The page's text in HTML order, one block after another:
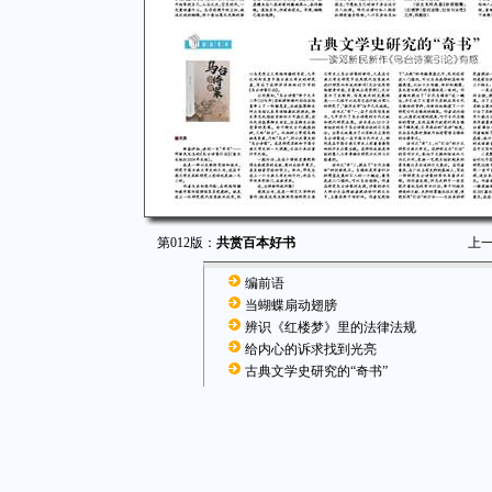
第012版： 共赏百本好书 上
编前语
当蝴蝶扇动翅膀
辨识《红楼梦》里的法律法规
给内心的诉求找到光亮
古典文学史研究的“奇书”